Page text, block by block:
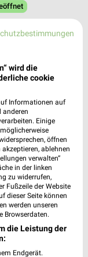
wird die
cookie
Informationen auf
anderen
Einige
öffnen
akzeptieren, ablehnen
verwalten“
in der linken
zu widerrufen,
Fußzeile der Website
dieser Seite können
werden unseren
Browserdaten.
die Leistung der
Endgerät.